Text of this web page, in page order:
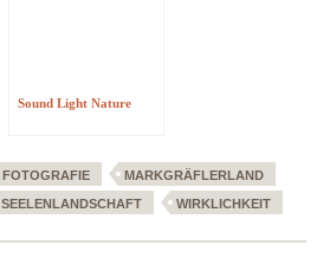
Sound Light Nature
FOTOGRAFIE
MARKGRÄFLERLAND
SEELENLANDSCHAFT WIRKLICHKEIT